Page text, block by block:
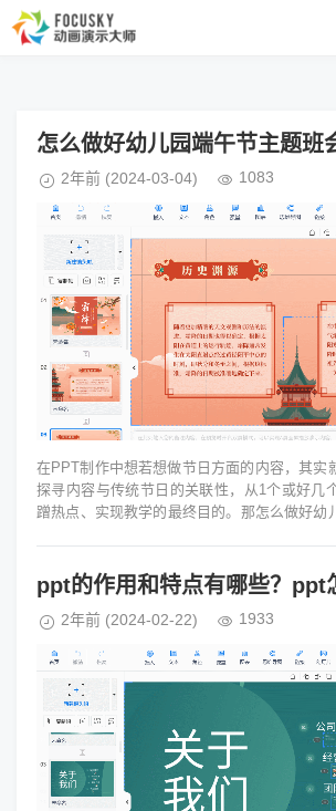
怎么做好幼儿园端午节主题班
2年前 (2024-03-04) 1083
在PPT制作中想若想做节日方面的内容，其实
探寻内容与传统节日的关联性，从1个或好几
蹭热点、实现教学的最终目的。那怎么做好幼
ppt的作用和特点有哪些？ppt
2年前 (2024-02-22) 1933